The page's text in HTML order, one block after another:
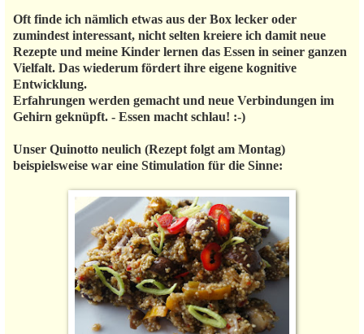
Oft finde ich nämlich etwas aus der Box lecker oder
zumindest interessant, nicht selten kreiere ich damit neue
Rezepte und meine Kinder lernen das Essen in seiner ganzen
Vielfalt. Das wiederum fördert ihre eigene kognitive
Entwicklung.
Erfahrungen werden gemacht und neue Verbindungen im
Gehirn geknüpft. - Essen macht schlau! :-)
Unser Quinotto neulich (Rezept folgt am Montag)
beispielsweise war eine Stimulation für die Sinne: